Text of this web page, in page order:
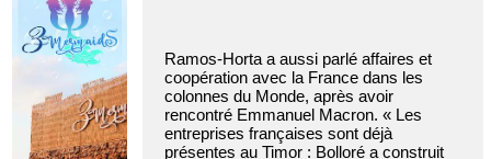
Ramos-Horta a aussi parlé affaires et
coopération avec la France dans les
colonnes du Monde, après avoir
rencontré Emmanuel Macron. « Les
entreprises françaises sont déjà
présentes au Timor : Bolloré a construit